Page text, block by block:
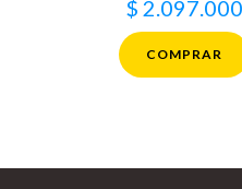
$ 2.097.000
COMPRAR